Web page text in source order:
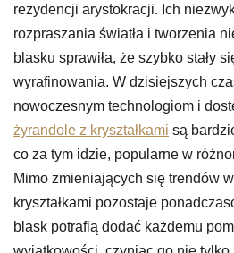
rezydencji arystokracji. Ich
rozpraszania światła i tworzenia
blasku sprawiła, że szybko stały
wyrafinowania. W dzisiejszych
nowoczesnym technologiom i
żyrandole z kryształkami są
co za tym idzie, popularne w
Mimo zmieniających się trendów
kryształkami pozostaje
blask potrafią dodać każdemu